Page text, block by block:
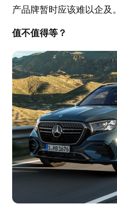
产品牌暂时应该难以企及。
值不值得等？